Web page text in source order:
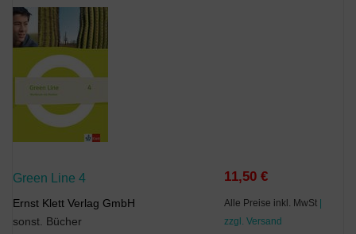
Green Line 4
Ernst Klett Verlag GmbH
sonst. Bücher
11,50 €
Alle Preise inkl. MwSt |
zzgl. Versand